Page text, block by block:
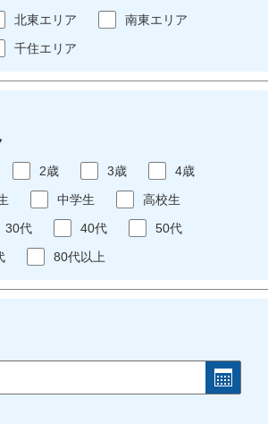
北東エリア
南東エリア
千住エリア
2歳 3歳
4歳
中学生
高校生
30代 40代
50代
80代以上